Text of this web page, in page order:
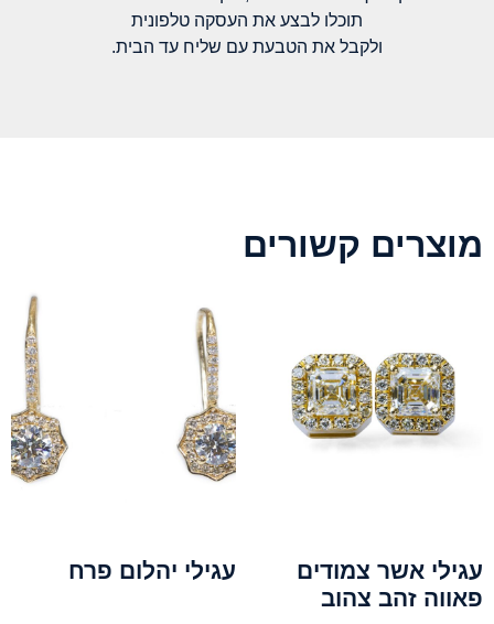
תוכלו לבצע את העסקה טלפונית
ולקבל את הטבעת עם שליח עד הבית.
מוצרים קשורים
עגילי אשר צמודים
פאווה זהב צהוב
עגילי יהלום פרח